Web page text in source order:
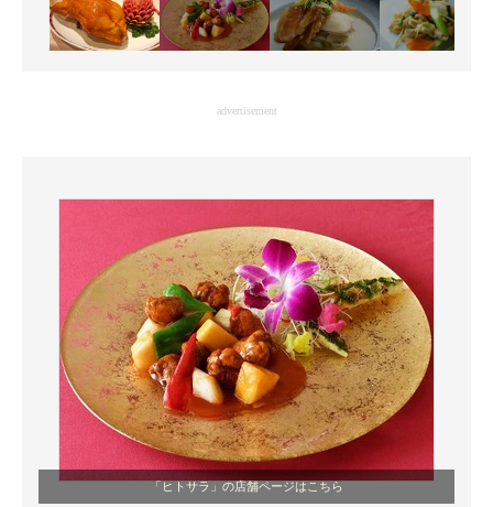
ITエンジニア向け専門サイト
モノづくり技術者専門サイト
エレクトロニクス専門サイト
電子設計の基本と応用
エネルギーの専門メディア
建設×テクノロジーの最前線
ちょっと気になるネットの話題
advertisement
「ヒトサラ」の店舗ページはこちら